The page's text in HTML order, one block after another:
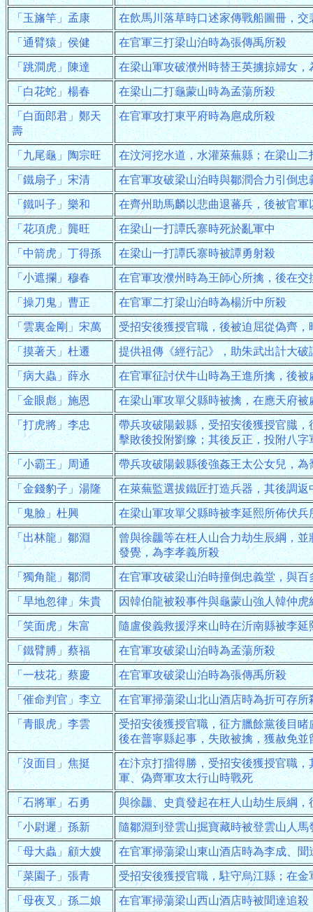
「玉旛竿」孟康 在飲馬川落草時口述家傳戰船圖冊，
「通臂猿」侯健 在官軍三打梁山泊時為張傳禹所殺
「跳澗虎」陳達 在梁山軍攻破濮州時替王英擄掠婦女，
「白花蛇」楊春 在梁山二打龜蒙山時為孟蕩所殺
「白面郎君」鄭天
壽
在官軍攻打東平府時為扈成所殺
「九尾龜」陶宗旺 在汶河挖水道，水灌萊蕪縣；在梁山
「鐵扇子」宋清 在官軍攻破梁山泊時與鄒潤合力引倒
「鐵叫子」樂和 在齊州助馬麟以悲曲退蕃兵，後被官軍
「花項虎」龔旺 在梁山一打譚氏寨時死於亂軍中
「中箭虎」丁得孫 在梁山一打譚氏寨時被譚勇射殺
「小遮攔」穆春 在官軍攻濮州時為王師心所擒，後在
「操刀鬼」曹正 在官軍二打梁山泊時為楊沂中所殺
「雲裏金剛」宋萬 受招安後獲授官職，後被迫屈從偽齊
「摸著天」杜遷 提供祖傳《經行記》，助朱武出計大
「病大蟲」薛永 在官軍征討伏牛山時為王進所擒，後被
「金眼彪」施恩 在梁山軍攻單父縣時被擒，在應天府被
「打虎將」李忠
帶兵攻破陽穀縣，受招安後獲授官膱
擊敗後投附劉豫；其後反正，投附八
「小霸王」周通 帶兵攻破陽穀縣後強姦王太公女兒，為
「金錢豹子」湯隆 在萊蕪監選拔鐵匠打造兵器，其後調
「鬼臉」杜興 在梁山軍攻單父縣時被李延熙所佈伏兵
「出林龍」鄒淵
曾與徐龘等在枉人山合力劫生辰綱，
發覺，為李孝義所殺
「獨角龍」鄒潤 在官軍攻破梁山泊時撞倒忠義堂，與百
「旱地忽律」朱貴 因韓伯龍被殺事件與龜蒙山強人韓仲
「笑面虎」朱富 隨盧俊義救援浮來山時在沂南縣被李
「鐵臂膊」蔡福 在官軍攻破梁山泊時為孟蕩所殺
「一枝花」蔡慶 在官軍攻破梁山泊時為張傳禹所殺
「催命判官」李立 在官軍掃蕩梁山北山酒店時為折可存所
「青眼虎」李雲
受招安後獲授官職，征方臘餘黨後目
後在普寧縣起事，失敗被擒，獲赦免
「沒面目」焦挺
在汴京打擂得勝，受招安後獲授官職
軍、偽齊軍攻太行山時戰死
「石將軍」石勇 與徐龘、史賁發起在枉人山劫生辰綱
「小尉遲」孫新 隨鄒淵到登雲山掘寶藏時被登雲山人馬
「母大蟲」顧大嫂 在官軍掃蕩梁山東山酒店時為李成、聞
「菜園子」張青 受招安後獲授官職，駐守烏江縣；在
「母夜叉」孫二娘 在官軍掃蕩梁山西山酒店時被聞達追殺